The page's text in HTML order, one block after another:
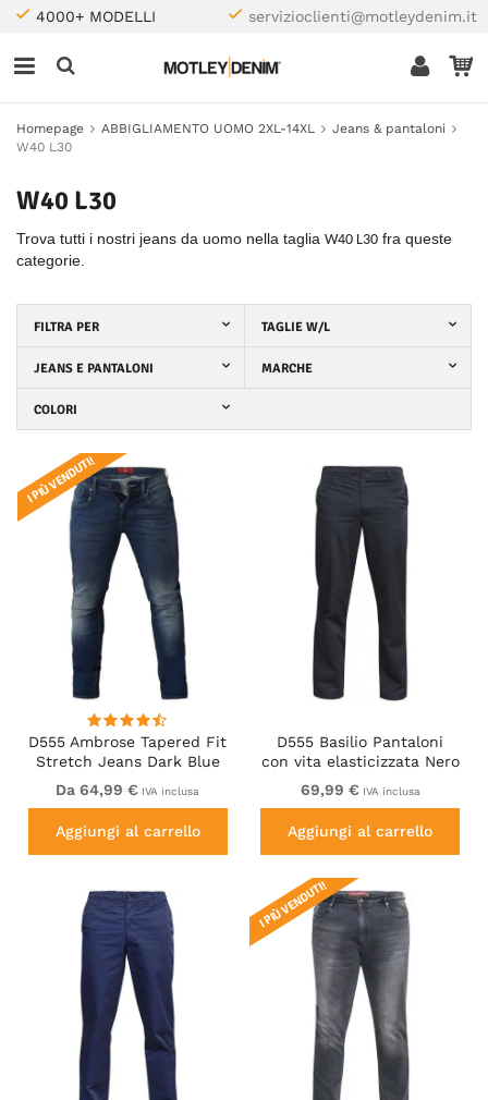
4000+ MODELLI servizioclienti@motleydenim.it
Homepage ABBIGLIAMENTO UOMO 2XL-14XL
Jeans & pantaloni
W40 L30
W40 L30
Trova tutti i nostri jeans da uomo nella taglia W40 L30 fra queste
categorie.
FILTRA PER TAGLIE W/L
JEANS E PANTALONI MARCHE
COLORI
D555 Ambrose Tapered Fit
Stretch Jeans Dark Blue
I PIÙ VENDUTI!
Da 64,99 € IVA inclusa
Aggiungi al carrello
D555 Basilio Pantaloni
con vita elasticizzata Nero
69,99 € IVA inclusa
Aggiungi al carrello
I PIÙ VENDUTI!